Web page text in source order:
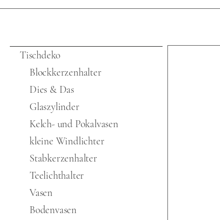
Tischdeko
Blockkerzenhalter
Dies & Das
Glaszylinder
Kelch- und Pokalvasen
kleine Windlichter
Stabkerzenhalter
Teelichthalter
Vasen
Bodenvasen